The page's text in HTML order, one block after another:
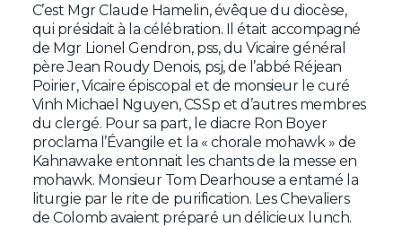
C’est Mgr Claude Hamelin, évêque du diocèse,
qui présidait à la célébration. Il était accompagné
de Mgr Lionel Gendron, pss, du Vicaire général
père Jean Roudy Denois, psj, de l’abbé Réjean
Poirier, Vicaire épiscopal et de monsieur le curé
Vinh Michael Nguyen, CSSp et d’autres membres
du clergé. Pour sa part, le diacre Ron Boyer
proclama l’Évangile et la « chorale mohawk » de
Kahnawake entonnait les chants de la messe en
mohawk. Monsieur Tom Dearhouse a entamé la
liturgie par le rite de purification. Les Chevaliers
de Colomb avaient préparé un délicieux lunch.